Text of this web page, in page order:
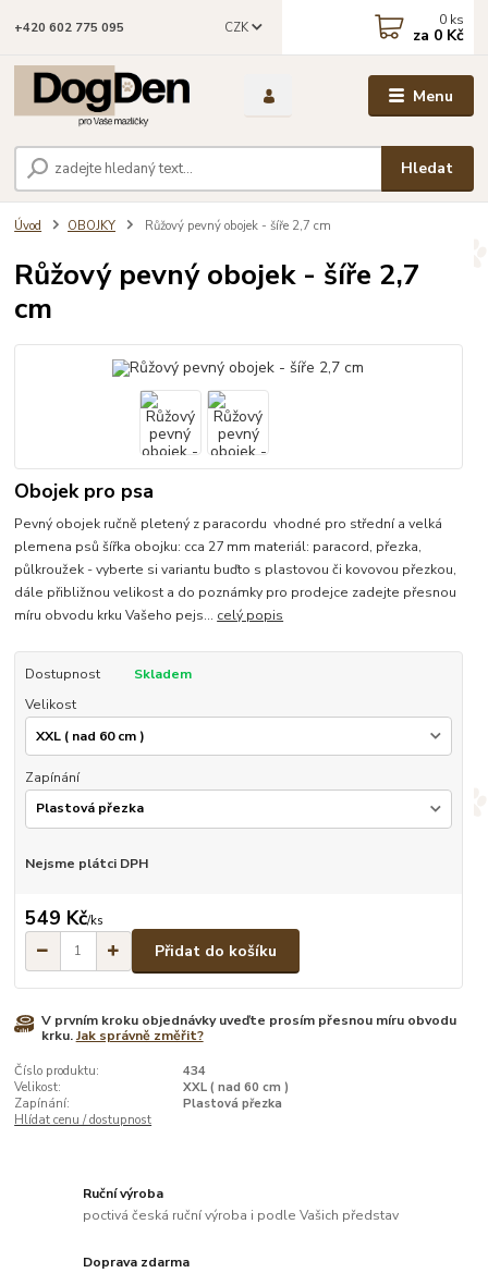
Menu
CZK
Hledat
+420 602 775 095 0 ks
za 0 Kč
Úvod OBOJKY Růžový pevný obojek - šíře 2,7 cm
Růžový pevný obojek - šíře 2,7
cm
Obojek pro psa
Pevný obojek ručně pletený z paracordu vhodné pro střední a velká
plemena psů šířka obojku: cca 27 mm materiál: paracord, přezka,
půlkroužek - vyberte si variantu buďto s plastovou či kovovou přezkou,
dále přibližnou velikost a do poznámky pro prodejce zadejte přesnou
míru obvodu krku Vašeho pejs... celý popis
Dostupnost
Skladem
Velikost
Zapínání
Nejsme plátci DPH
549 Kč/ks
Přidat do košíku
V prvním kroku objednávky uveďte prosím přesnou míru obvodu
krku.Jak správně změřit?
Číslo produktu:
434
Velikost:
XXL ( nad 60 cm )
Zapínání:
Plastová přezka
Hlídat cenu / dostupnost
Ruční výroba
poctivá česká ruční výroba i podle Vašich představ
Doprava zdarma